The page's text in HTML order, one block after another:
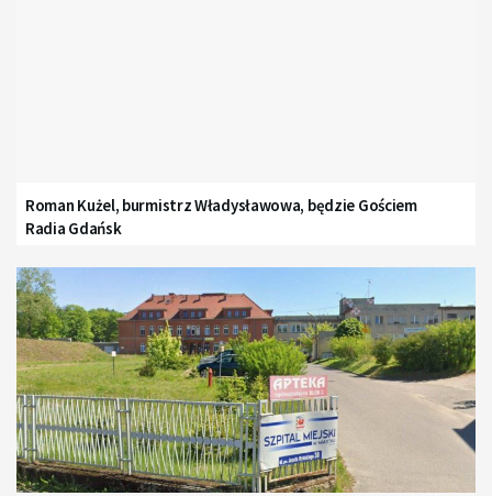
Roman Kużel, burmistrz Władysławowa, będzie Gościem
Radia Gdańsk